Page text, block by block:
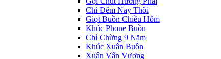
Chỉ Đêm Nay Thôi
Giọt Buồn Chiều Hôm
Khúc Phone Buồn
Chỉ Chừng 9 Năm
Khúc Xuân Buồn
Xuân Vấn Vương